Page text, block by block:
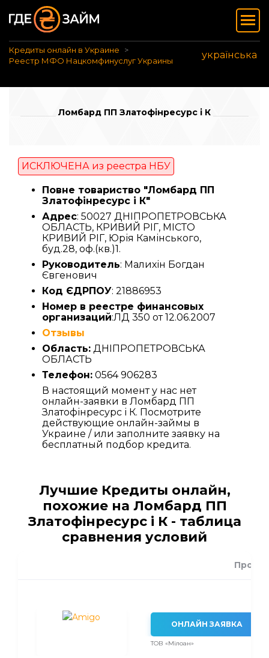
Кредиты онлайн в Украине
Реестр МФО Нацкомфинуслуг Украины
українська
Ломбард ПП Златофінресурс і К
ИСКЛЮЧЕНА из реестра НБУ
Повне товариство "Ломбард ПП
Златофінресурс і К"
Адрес: 50027 ДНІПРОПЕТРОВСЬКА
ОБЛАСТЬ, КРИВИЙ РІГ, МІСТО
КРИВИЙ РІГ, Юрія Камінського,
буд.28, оф.(кв.)1.
Руководитель: Малихін Богдан
Євгенович
Код ЄДРПОУ: 21886953
Номер в реестре финансовых
организаций:ЛД 350 от 12.06.2007
Отзывы
Область: ДНІПРОПЕТРОВСЬКА
ОБЛАСТЬ
Телефон: 0564 906283
В настоящий момент у нас нет
онлайн-заявки в Ломбард ПП
Златофінресурс і К. Посмотрите
действующие онлайн-займы в
Украине / или заполните заявку на
бесплатный подбор кредита.
Лучшие Кредиты онлайн,
похожие на Ломбард ПП
Златофінресурс і К - таблица
сравнения условий
ОНЛАЙН ЗАЯВКА
ТОВ «Мілоан»